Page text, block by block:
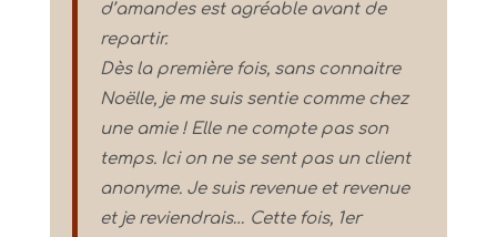
d’amandes est agréable avant de
repartir.
Dès la première fois, sans connaitre
Noëlle, je me suis sentie comme chez
une amie ! Elle ne compte pas son
temps. Ici on ne se sent pas un client
anonyme. Je suis revenue et revenue
et je reviendrais… Cette fois, 1er